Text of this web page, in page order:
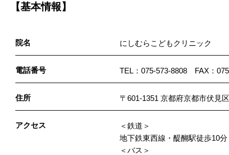
【基本情報】
院名 にしむらこどもクリニック
電話番号 TEL：075-573-8808 FAX：
住所 〒601-1351 京都府京都市伏見
アクセス
＜鉄道＞
地下鉄東西線・醍醐駅徒歩10分
＜バス＞